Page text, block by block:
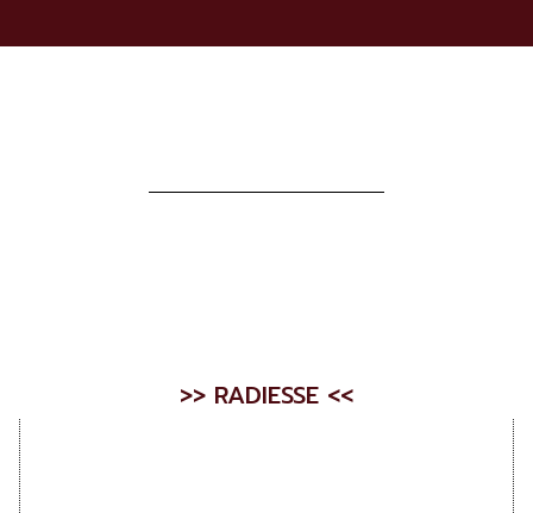
>> RADIESSE <<